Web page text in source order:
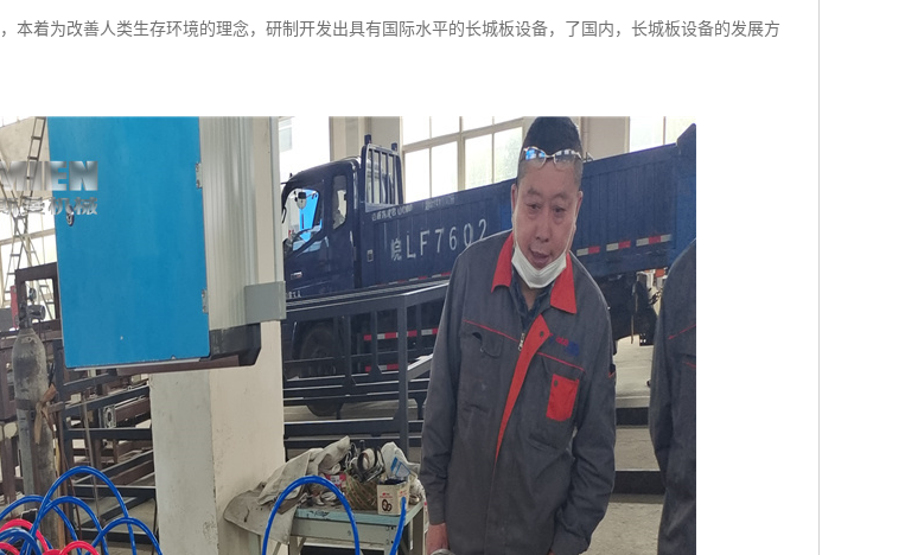
本着为改善人类生存环境的理念，研制开发出具有国际水平的长城板设备，了国内，长城板设备的发展方